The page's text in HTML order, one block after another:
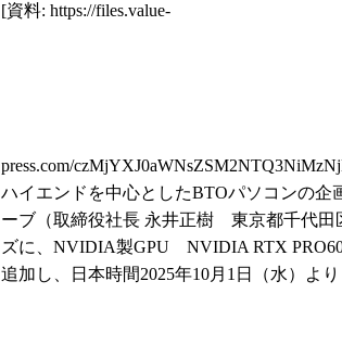
[資料: https://files.value-
press.com/
ハイエンドを中心としたBTOパソコンの企
ーブ（取締役社長 永井正樹 東京都千代田
ズに、NVIDIA製GPU NVIDIA RTX
追加し、日本時間2025年10月1日（水）よ